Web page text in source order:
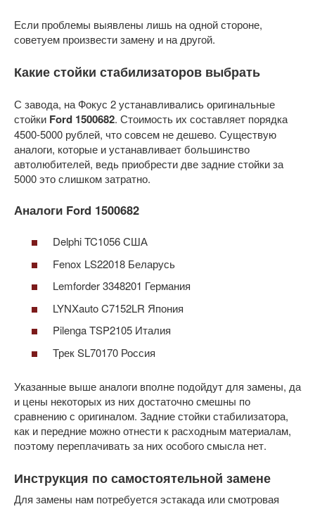
Если проблемы выявлены лишь на одной стороне,
советуем произвести замену и на другой.
Какие стойки стабилизаторов выбрать
С завода, на Фокус 2 устанавливались оригинальные
стойки Ford 1500682. Стоимость их составляет порядка
4500-5000 рублей, что совсем не дешево. Существую
аналоги, которые и устанавливает большинство
автолюбителей, ведь приобрести две задние стойки за
5000 это слишком затратно.
Аналоги Ford 1500682
Delphi TC1056 США
Fenox LS22018 Беларусь
Lemforder 3348201 Германия
LYNXauto C7152LR Япония
Pilenga TSP2105 Италия
Трек SL70170 Россия
Указанные выше аналоги вполне подойдут для замены, да
и цены некоторых из них достаточно смешны по
сравнению с оригиналом. Задние стойки стабилизатора,
как и передние можно отнести к расходным материалам,
поэтому переплачивать за них особого смысла нет.
Инструкция по самостоятельной замене
Для замены нам потребуется эстакада или смотровая